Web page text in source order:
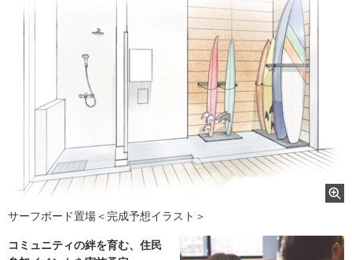
サーフボード置場＜完成予想イラスト＞
コミュニティの絆を育む、住民